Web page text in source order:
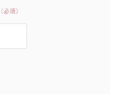
（必須）